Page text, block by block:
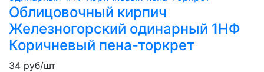
Облицовочный кирпич
Железногорский одинарный 1НФ
Коричневый пена-торкрет
34 руб/шт